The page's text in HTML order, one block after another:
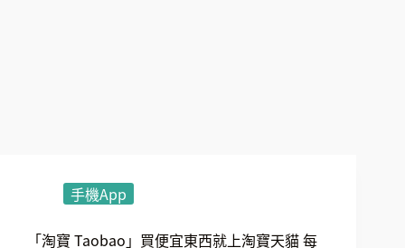
手機App
「淘寶 Taobao」買便宜東西就上淘寶天貓 每